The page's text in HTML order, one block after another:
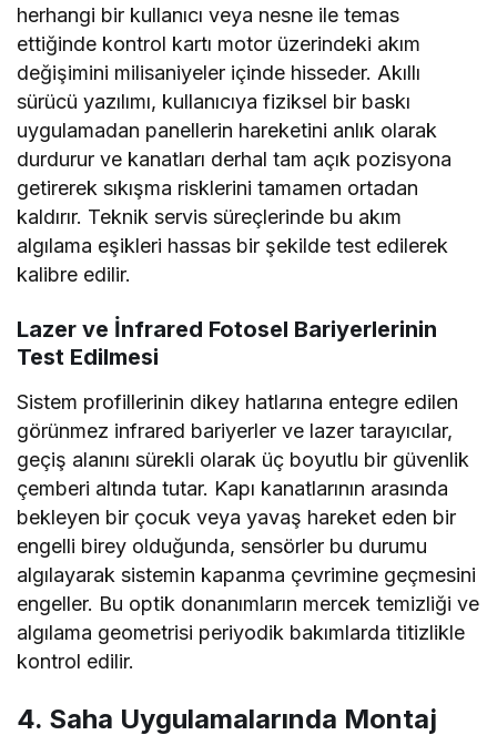
herhangi bir kullanıcı veya nesne ile temas
ettiğinde kontrol kartı motor üzerindeki akım
değişimini milisaniyeler içinde hisseder. Akıllı
sürücü yazılımı, kullanıcıya fiziksel bir baskı
uygulamadan panellerin hareketini anlık olarak
durdurur ve kanatları derhal tam açık pozisyona
getirerek sıkışma risklerini tamamen ortadan
kaldırır. Teknik servis süreçlerinde bu akım
algılama eşikleri hassas bir şekilde test edilerek
kalibre edilir.
Lazer ve İnfrared Fotosel Bariyerlerinin
Test Edilmesi
Sistem profillerinin dikey hatlarına entegre edilen
görünmez infrared bariyerler ve lazer tarayıcılar,
geçiş alanını sürekli olarak üç boyutlu bir güvenlik
çemberi altında tutar. Kapı kanatlarının arasında
bekleyen bir çocuk veya yavaş hareket eden bir
engelli birey olduğunda, sensörler bu durumu
algılayarak sistemin kapanma çevrimine geçmesini
engeller. Bu optik donanımların mercek temizliği ve
algılama geometrisi periyodik bakımlarda titizlikle
kontrol edilir.
4. Saha Uygulamalarında Montaj